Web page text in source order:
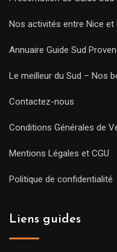
Nos activités entre Nice
Annuaire Guide Sud
Le meilleur du Sud – Nos
Contactez-nous
Conditions Générales de
Mentions Légales et CGU
Politique de confidentialité
Liens guides